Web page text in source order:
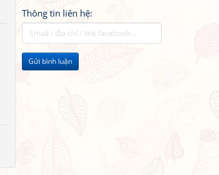
Thông tin liên hệ:
Gửi bình luận